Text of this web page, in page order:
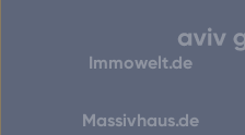
Immowelt.de
Massivhaus.de